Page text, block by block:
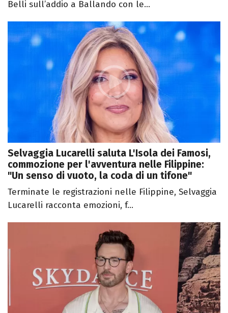
Belli sull’addio a Ballando con le...
Selvaggia Lucarelli saluta L'Isola dei Famosi,
commozione per l'avventura nelle Filippine:
"Un senso di vuoto, la coda di un tifone"
Terminate le registrazioni nelle Filippine, Selvaggia
Lucarelli racconta emozioni, f...